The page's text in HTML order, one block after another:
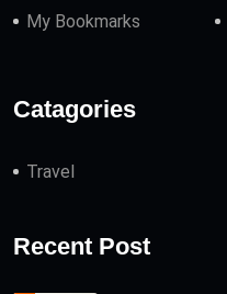
My Bookmarks
Catagories
Travel
Recent Post